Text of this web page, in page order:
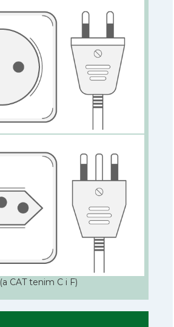
(a CAT tenim C i F)